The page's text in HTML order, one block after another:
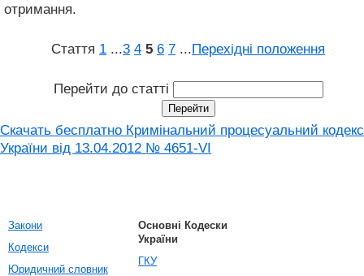
отримання.
Стаття 1 ...3 4 5 6 7 ...Перехідні положення
Перейти до статті
Скачать бесплатно Кримінальний процесуальний кодекс
України від 13.04.2012 № 4651-VI
Закони
Кодекси
Юридичний словник
Основні Кодески
України
ГКУ